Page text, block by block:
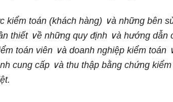
kiểm toán (khách hàng) ∨à những bên
thiết ∨ề những quy định ∨à hướng dẫn
toán viên ∨à doanh nghiệp kiểm toán
cung cấp ∨à thu thập bằng chứng